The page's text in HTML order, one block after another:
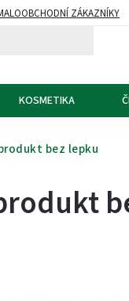
ZÁKAZNÍKY
KOSMETIKA
bez lepku